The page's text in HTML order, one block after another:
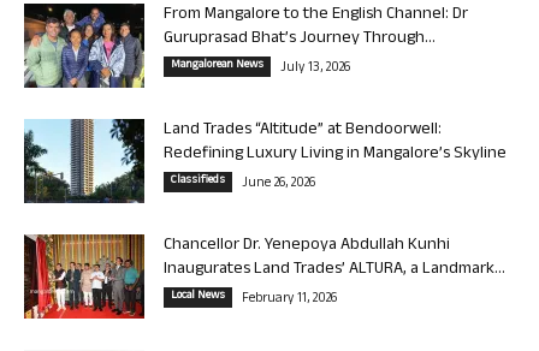
From Mangalore to the English Channel: Dr
Guruprasad Bhat’s Journey Through...
Mangalorean News July 13, 2026
Land Trades “Altitude” at Bendoorwell:
Redefining Luxury Living in Mangalore’s Skyline
Classifieds June 26, 2026
Chancellor Dr. Yenepoya Abdullah Kunhi
Inaugurates Land Trades’ ALTURA, a Landmark...
Local News February 11, 2026